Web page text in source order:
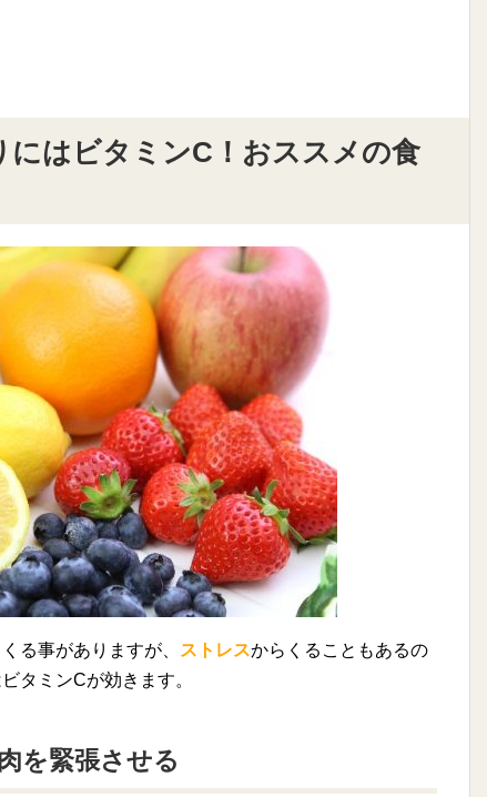
はビタミンC！おススメの食
る事がありますが、 ストレスからくることもあるの
タミンCが効きます。
を緊張させる